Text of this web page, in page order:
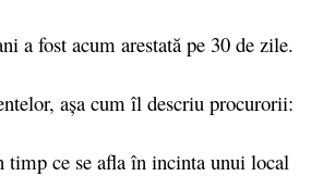
a fost acum arestată pe 30 de zile.
aşa cum îl descriu procurorii:
ce se afla în incinta unui local